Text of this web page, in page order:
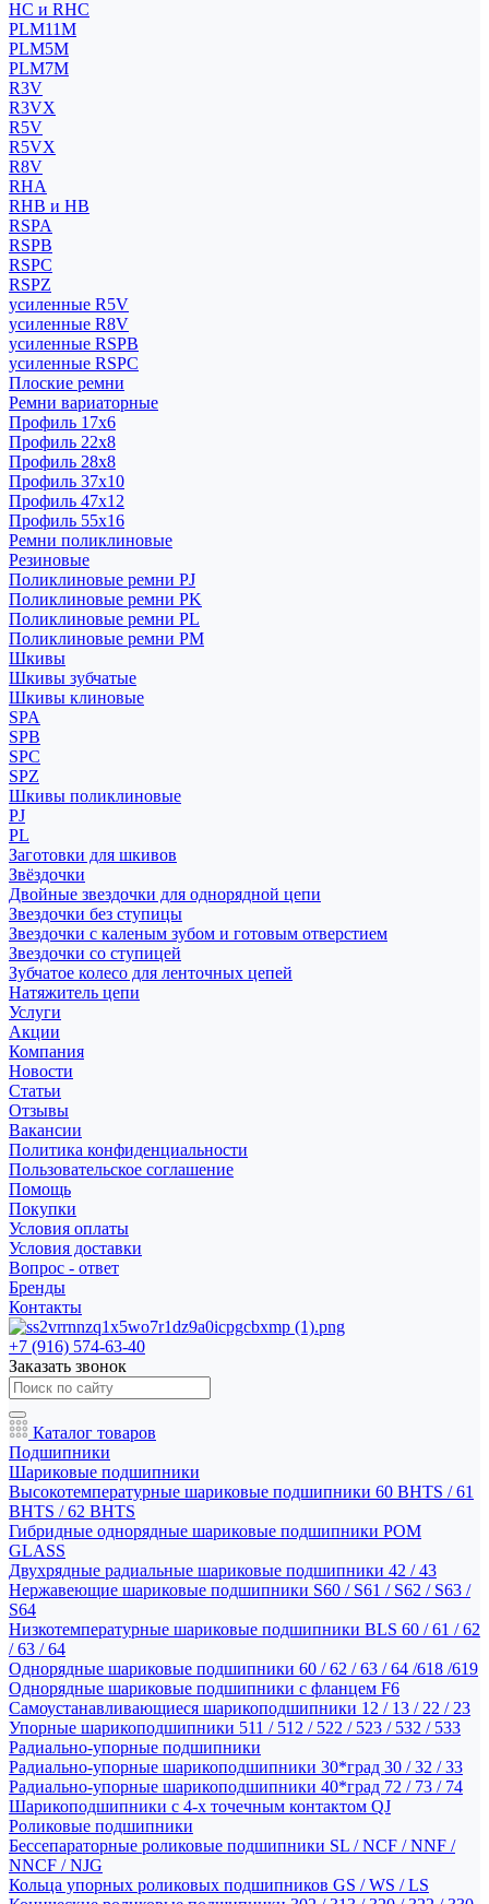
HC и RHC
PLM11M
PLM5M
PLM7M
R3V
R3VX
R5V
R5VX
R8V
RHA
RHB и HB
RSPA
RSPB
RSPC
RSPZ
усиленные R5V
усиленные R8V
усиленные RSPB
усиленные RSPC
Плоские ремни
Ремни вариаторные
Профиль 17x6
Профиль 22x8
Профиль 28x8
Профиль 37x10
Профиль 47x12
Профиль 55x16
Ремни поликлиновые
Резиновые
Поликлиновые ремни PJ
Поликлиновые ремни PK
Поликлиновые ремни PL
Поликлиновые ремни PM
Шкивы
Шкивы зубчатые
Шкивы клиновые
SPA
SPB
SPC
SPZ
Шкивы поликлиновые
PJ
PL
Заготовки для шкивов
Звёздочки
Двойные звездочки для однорядной цепи
Звездочки без ступицы
Звездочки с каленым зубом и готовым отверстием
Звездочки со ступицей
Зубчатое колесо для ленточных цепей
Натяжитель цепи
Услуги
Акции
Компания
Новости
Статьи
Отзывы
Вакансии
Политика конфиденциальности
Пользовательское соглашение
Помощь
Покупки
Условия оплаты
Условия доставки
Вопрос - ответ
Бренды
Контакты
+7 (916) 574-63-40
Заказать звонок
Каталог товаров
Подшипники
Шариковые подшипники
Высокотемпературные шариковые подшипники 60 BHTS / 61
BHTS / 62 BHTS
Гибридные однорядные шариковые подшипники POM
GLASS
Двухрядные радиальные шариковые подшипники 42 / 43
Нержавеющие шариковые подшипники S60 / S61 / S62 / S63 /
S64
Низкотемпературные шариковые подшипники BLS 60 / 61 / 62
/ 63 / 64
Однорядные шариковые подшипники 60 / 62 / 63 / 64 /618 /619
Однорядные шариковые подшипники с фланцем F6
Самоустанавливающиеся шарикоподшипники 12 / 13 / 22 / 23
Упорные шарикоподшипники 511 / 512 / 522 / 523 / 532 / 533
Радиально-упорные подшипники
Радиально-упорные шарикоподшипники 30*град 30 / 32 / 33
Радиально-упорные шарикоподшипники 40*град 72 / 73 / 74
Шарикоподшипники с 4-х точечным контактом QJ
Роликовые подшипники
Бессепараторные роликовые подшипники SL / NCF / NNF /
NNCF / NJG
Кольца упорных роликовых подшипников GS / WS / LS